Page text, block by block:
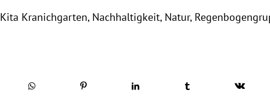
Kita Kranichgarten, Nachhaltigkeit, Natur,